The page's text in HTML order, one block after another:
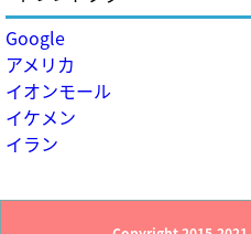
Google
アメリカ
イオンモール
イケメン
イラン